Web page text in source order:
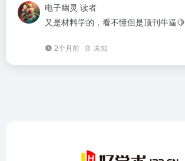
电子幽灵 读者
又是材料学的，看不懂但是顶刊牛逼🍋
2个月前 未知